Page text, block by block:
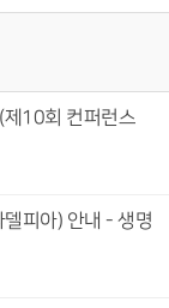
제10회 컨퍼런스
피아) 안내 - 생명